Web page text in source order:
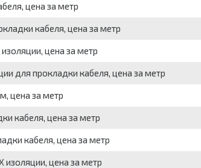
цена за метр
кабеля, цена за метр
цена за метр
для прокладки кабеля, цена за метр
цена за метр
кабеля, цена за метр
кабеля, цена за метр
цена за метр